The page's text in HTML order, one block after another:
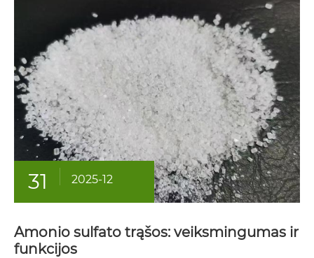
31 2025-12
Amonio sulfato trąšos: veiksmingumas ir
funkcijos